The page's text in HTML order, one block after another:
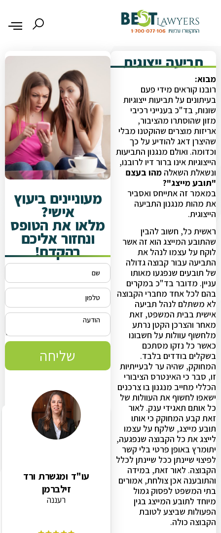
תביעה ייצוגית
מבוא:
רובנו קוראים מידי פעם
בעיתונים על תביעות ייצוגיות
שונות, בד"כ בענייני רכיבי
מזון שהוסתרו מהציבור,
אריזות מוצרים שהוקטנו מבלי
שהיצרן דאג להודיע על כך
וכדומה. ואולם מנגנון התביעות
הייצוגיות אינו ברור דיו לרובנו,
ונשאלת השאלהמהו בעצם
"תובע מייצג"?
במאמר זה אתייחס ואסביר
את מהות מנגנון התביעה
הייצוגית.
ראשית כל, חשוב להבין
שהתובע המייצג הוא זה אשר
לוקח על עצמו לנהל את
התביעה עבור קבוצה גדולה
של תובעים שנפגעו מאותו
עניין. מדובר בד"כ במקרים
בהם לכל אחד מחברי הקבוצה
לא משתלם לנהל תביעה
אישית בבית המשפט, זאת
מאחר והצרכן הקטן נרתע
מלחשוף עוולות על חשבונו
כאשר כל נזקו מסתכם
בשקלים בודדים בלבד.
המחוקק, שהיה ער לבעייתיות
זו, סבר כי האינטרס הציבורי
הכללי מחייב מנגנון בו צרכנים
ישאפו לחשוף את העוולות של
כל אותם תאגידי ענק. לאור
זאת קבע המחוקק כי אותו
תובע מייצג, שלקח על עצמו
לייצג את כל הקבוצה שנפגעה,
יתומרץ באופן פרטי בלי קשר
לפיצוי שיינתן ככל שיינתן לכלל
הקבוצה. לאור זאת, במידה
והתובענה אכן צולחת, אמורים
בתי המשפט לפסוק גמול
מיוחד לתובע המייצג בגין
הפעולות שביצע לטובת
הקבוצה כולה.
מעוניינים ביעוץ
אישי?
מלאו את הטופס
ונחזור אליכם
בהקדם!
שליחה
עו"ד ומגשרת ורד
זילברמן
רעננה